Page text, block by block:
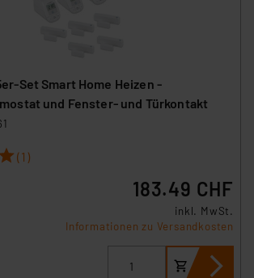
Set Smart Home Heizen -
und Fenster- und Türkontakt
5 (1)
183.49 CHF
inkl. MwSt.
Informationen zu Versandkosten